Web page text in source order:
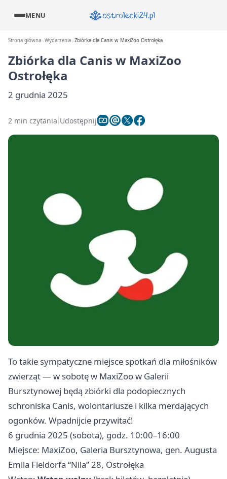
MENU
Strona główna Wydarzenia Zbiórka dla Canis w MaxiZoo Ostrołęka
Zbiórka dla Canis w MaxiZoo
Ostrołęka
2 grudnia 2025
2 min czytania Udostępnij
To takie sympatyczne miejsce spotkań dla miłośników
zwierząt — w sobotę w MaxiZoo w Galerii
Bursztynowej będą zbiórki dla podopiecznych
schroniska Canis, wolontariusze i kilka merdających
ogonków. Wpadnijcie przywitać!
6 grudnia 2025 (sobota), godz. 10:00–16:00
Miejsce: MaxiZoo, Galeria Bursztynowa, gen. Augusta
Emila Fieldorfa “Nila” 28, Ostrołęka